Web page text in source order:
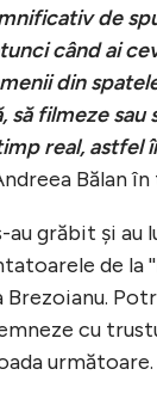
de
când ai
din
să filmeze sau
real, astfel
Bălan
au grăbit și au
de la
Brezoianu.
cu
următoare.